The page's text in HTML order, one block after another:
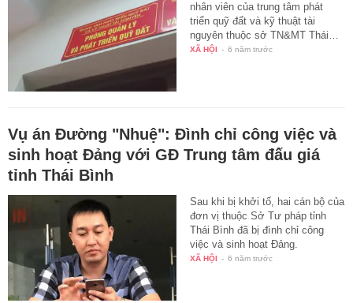
nhân viên của trung tâm phát
triển quỹ đất và kỹ thuật tài
nguyên thuộc sở TN&MT Thái…
XÃ HỘI - 6 năm trước
Vụ án Đường "Nhuệ": Đình chỉ công việc và
sinh hoạt Đảng với GĐ Trung tâm đấu giá
tỉnh Thái Bình
Sau khi bị khởi tố, hai cán bộ của
đơn vị thuộc Sở Tư pháp tỉnh
Thái Bình đã bị đình chỉ công
việc và sinh hoạt Đảng.
XÃ HỘI - 6 năm trước